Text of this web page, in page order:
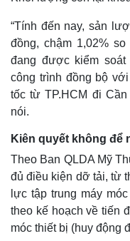
Kinh tế
Bất động sản
“Tính đến nay, sản
đồng, chậm 1,02%
đang được kiểm soát
công trình đồng bộ
tốc từ TP.HCM đi
nói.
Kiên quyết không để
Theo Ban QLDA Mỹ
đủ điều kiện dỡ tải, từ
lực tập trung máy
theo kế hoạch về tiến
móc thiết bị (huy động